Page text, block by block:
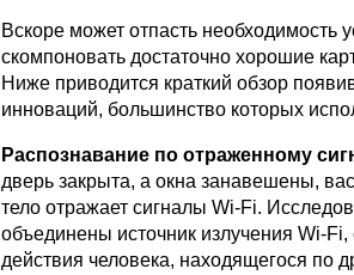
Вскоре может отпасть необходимость
скомпоновать достаточно хорошие
Ниже приводится краткий обзор
инноваций, большинство которых
Распознавание по отраженному
дверь закрыта, а окна занавешены,
тело отражает сигналы Wi-Fi.
объединены источник излучения Wi-
действия человека, находящегося по